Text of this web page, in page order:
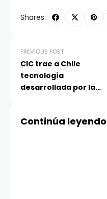
Shares:
PREVIOUS POST
CIC trae a Chile
tecnología
desarrollada por la
forma en que
Continúa leyendo